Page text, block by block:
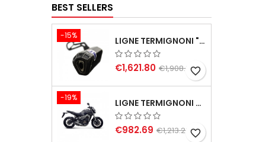
BEST SELLERS
-15% LIGNE TERMIGNONI "BLACK EDITION" CARBONE POUR YAMAHA TMAX 560 2020-2024
€1,621.80 €1,908.00favorite_border
-19% LIGNE TERMIGNONI CARBONE YAMAHA MT09 XSR 900 TRACER 900, TRACER 900 GT
€982.69 €1,213.20favorite_border